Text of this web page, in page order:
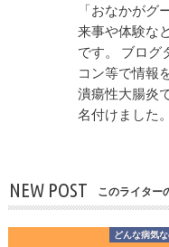
「おなかがグ
来事や体験な
です。 ブログ
コン等で情報
潰瘍性大腸炎
名付けました。
NEW POST このライター
どんな病気な